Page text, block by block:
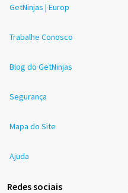
GetNinjas | Europ
Trabalhe Conosco
Blog do GetNinjas
Segurança
Mapa do Site
Ajuda
Redes sociais